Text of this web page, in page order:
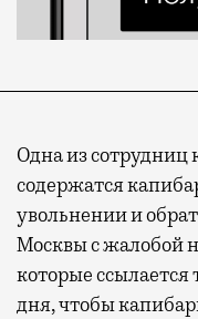
Одна из сотрудниц
содержатся
увольнении и
Москвы с жалобой
которые
дня, чтобы